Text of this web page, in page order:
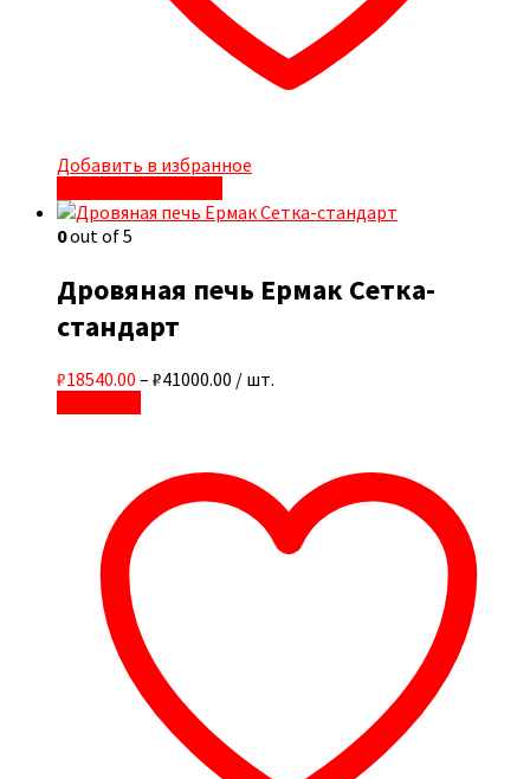
Добавить в избранное
0out of 5
Дровяная печь Ермак Сетка-
стандарт
₽18540.00 – ₽41000.00 / шт.